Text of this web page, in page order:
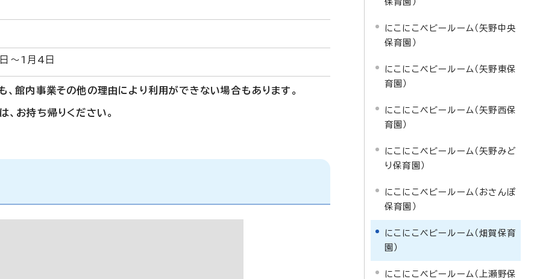
～1月4日
、館内事業その他の理由により利用ができない場合もあります。
お持ち帰りください。
にこにこベビールーム（矢野中央
保育園）
にこにこベビールーム（矢野東保
育園）
にこにこベビールーム（矢野西保
育園）
にこにこベビールーム（矢野みど
り保育園）
にこにこベビールーム（おさんぽ
保育園）
にこにこベビールーム（畑賀保育
園）
にこにこベビールーム（上瀬野保